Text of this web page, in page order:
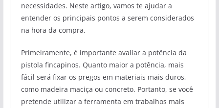
necessidades. Neste artigo, vamos te ajudar a
entender os principais pontos a serem considerados
na hora da compra.
Primeiramente, é importante avaliar a potência da
pistola fincapinos. Quanto maior a potência, mais
fácil será fixar os pregos em materiais mais duros,
como madeira maciça ou concreto. Portanto, se você
pretende utilizar a ferramenta em trabalhos mais